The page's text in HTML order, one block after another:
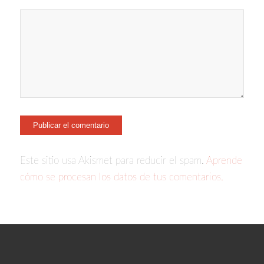
Este sitio usa Akismet para reducir el spam. Aprende
cómo se procesan los datos de tus comentarios.